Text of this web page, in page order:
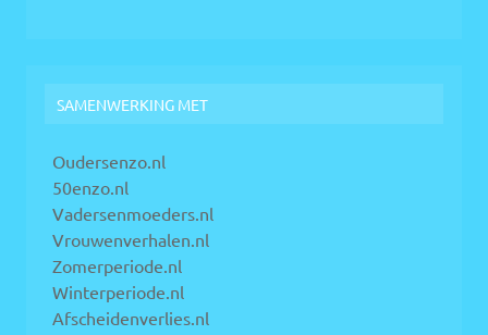
SAMENWERKING MET
Oudersenzo.nl
50enzo.nl
Vadersenmoeders.nl
Vrouwenverhalen.nl
Zomerperiode.nl
Winterperiode.nl
Afscheidenverlies.nl